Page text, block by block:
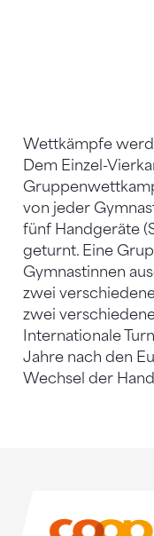
Wettkämpfe
Dem Einzel-
von jeder
fünf Handgeräte
geturnt. Eine
Gymnastinnen
zwei
zwei
Internationale
Jahre nach den
Wechsel der